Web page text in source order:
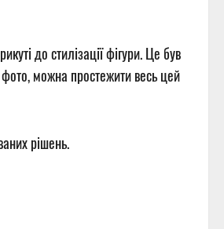
до стилізації фігури. Це був
фото, можна простежити весь цей
рішень.